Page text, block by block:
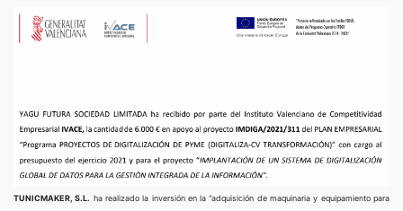
TUNICMAKER, S.L. ha realizado la inversión en la “adquisición de maquinaria y equipamiento para